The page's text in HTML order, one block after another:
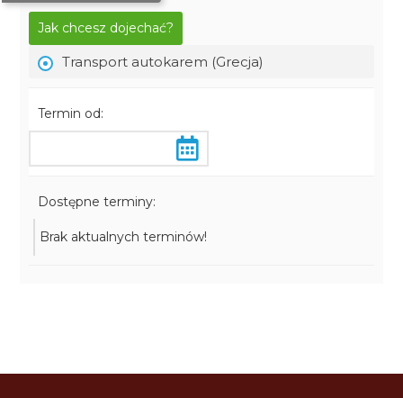
Jak chcesz dojechać?
Transport autokarem (Grecja)
Termin od:
Dostępne terminy:
Brak aktualnych terminów!